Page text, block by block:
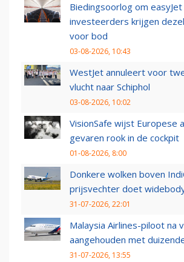
Biedingsoorlog om
investeerders krijgen
voor bod
03-08-2026, 10:43
WestJet annuleert voor
vlucht naar Schiphol
03-08-2026, 10:02
VisionSafe wijst Europese
gevaren rook in de cockpit
01-08-2026, 8:00
Donkere wolken boven
prijsvechter doet
31-07-2026, 22:01
Malaysia Airlines-piloot na
aangehouden met
31-07-2026, 13:55